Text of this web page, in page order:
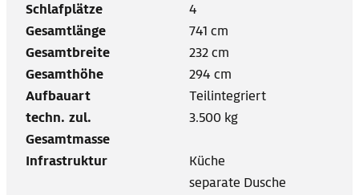
Schlafplätze
4
Gesamtlänge
741 cm
Gesamtbreite
232 cm
Gesamthöhe
294 cm
Aufbauart
Teilintegriert
techn. zul.
Gesamtmasse
3.500 kg
Infrastruktur
Küche
separate Dusche